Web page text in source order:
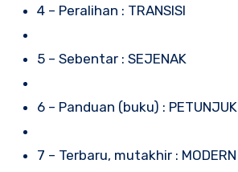
4 – Peralihan : TRANSISI
5 – Sebentar : SEJENAK
6 – Panduan (buku) : PETUNJUK
7 – Terbaru, mutakhir : MODERN